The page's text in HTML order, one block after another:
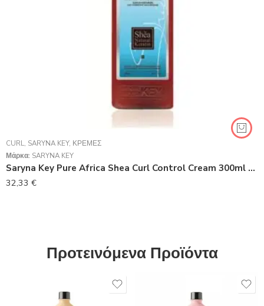
CURL, SARYNA KEY, ΚΡΈΜΕΣ
Μάρκα: SARYNA KEY
Saryna Key Pure Africa Shea Curl Control Cream 300ml (Ενυδάτωση 60% – Κράτημα 40%)
32,33 €
Προτεινόμενα Προϊόντα